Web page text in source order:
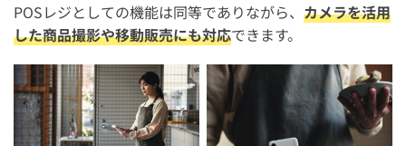
POSレジとしての機能は同等でありながら、 カメラを活用
した商品撮影や移動販売にも対応できます。